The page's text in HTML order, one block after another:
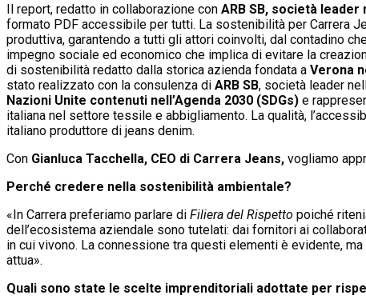
Il report, redatto in collaborazione con ARB SB, società
formato PDF accessibile per tutti. La sostenibilità per Carrera
produttiva, garantendo a tutti gli attori coinvolti, dal contadino
impegno sociale ed economico che implica di evitare la
di sostenibilità redatto dalla storica azienda fondata a Verona
stato realizzato con la consulenza di ARB SB, società leader
Nazioni Unite contenuti nell’Agenda 2030 (SDGs) e
italiana nel settore tessile e abbigliamento. La qualità,
italiano produttore di jeans denim.
Con Gianluca Tacchella, CEO di Carrera Jeans, vogliamo
Perché credere nella sostenibilità ambientale?
«In Carrera preferiamo parlare di Filiera del Rispetto poiché
dell’ecosistema aziendale sono tutelati: dai fornitori ai
in cui vivono. La connessione tra questi elementi è evidente,
attua».
Quali sono state le scelte imprenditoriali adottate per